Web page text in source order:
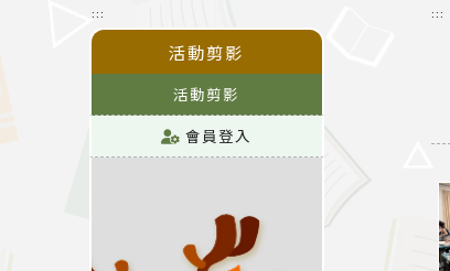
:::
活動剪影
活動剪影
會員登入
:::